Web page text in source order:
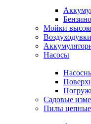
Мойки
Воздуходувки
Насосы
Садовые
Пилы цепные